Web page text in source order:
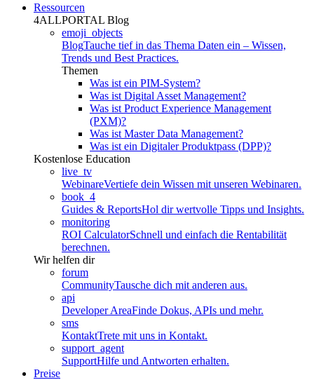
Ressourcen
4ALLPORTAL Blog
emoji_objects
BlogTauche tief in das Thema Daten ein – Wissen,
Trends und Best Practices.
Themen
Was ist ein PIM-System?
Was ist Digital Asset Management?
Was ist Product Experience Management
(PXM)?
Was ist Master Data Management?
Was ist ein Digitaler Produktpass (DPP)?
Kostenlose Education
live_tv
WebinareVertiefe dein Wissen mit unseren Webinaren.
book_4
Guides & ReportsHol dir wertvolle Tipps und Insights.
monitoring
ROI CalculatorSchnell und einfach die Rentabilität
berechnen.
Wir helfen dir
forum
CommunityTausche dich mit anderen aus.
api
Developer AreaFinde Dokus, APIs und mehr.
sms
KontaktTrete mit uns in Kontakt.
support_agent
SupportHilfe und Antworten erhalten.
Preise